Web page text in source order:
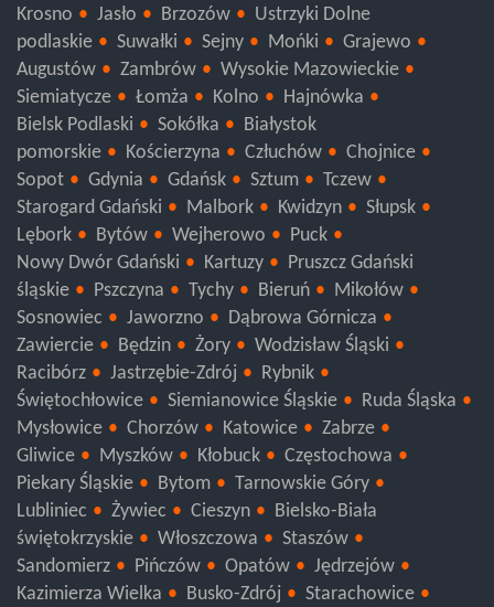
Krosno
Jasło Brzozów
Ustrzyki Dolne
podlaskie
Suwałki Sejny Mońki
Grajewo
Augustów
Zambrów
Wysokie Mazowieckie
Siemiatycze
Łomża Kolno
Hajnówka
Bielsk Podlaski
Sokółka
Białystok
pomorskie
Kościerzyna Człuchów
Chojnice
Sopot
Gdynia Gdańsk Sztum
Tczew
Starogard Gdański
Malbork Kwidzyn
Słupsk
Lębork
Bytów Wejherowo
Puck
Nowy Dwór Gdański
Kartuzy
Pruszcz Gdański
śląskie
Pszczyna Tychy Bieruń
Mikołów
Sosnowiec
Jaworzno
Dąbrowa Górnicza
Zawiercie
Będzin Żory
Wodzisław Śląski
Racibórz
Jastrzębie-Zdrój
Rybnik
Świętochłowice
Siemianowice Śląskie
Ruda Śląska
Mysłowice
Chorzów Katowice
Zabrze
Gliwice
Myszków Kłobuck
Częstochowa
Piekary Śląskie
Bytom
Tarnowskie Góry
Lubliniec
Żywiec Cieszyn
Bielsko-Biała
świętokrzyskie
Włoszczowa
Staszów
Sandomierz
Pińczów Opatów
Jędrzejów
Kazimierza Wielka
Busko-Zdrój
Starachowice